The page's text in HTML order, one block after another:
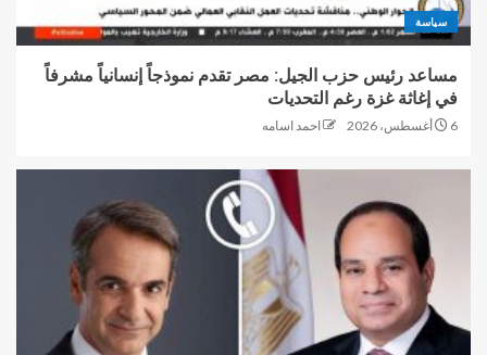
سياسة
مساعد رئيس حزب الجيل: مصر تقدم نموذجاً إنسانياً مشرفاً
في إغاثة غزة رغم التحديات
6 أغسطس، 2026 احمد اسامه